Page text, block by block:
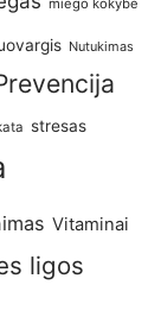
Nutukimas
stresas
Vitaminai
ligos